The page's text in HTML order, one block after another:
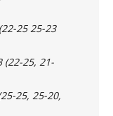
18 25-20
25 25-23
25, 21-
25, 25-20,